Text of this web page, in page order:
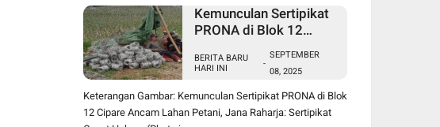
Kemunculan Sertipikat
PRONA di Blok 12
Petani, Jana Raharja:
Sertipikat Cacat Hukum
BERITA BARU
HARI INI
-
SEPTEMBER
08, 2025
Keterangan Gambar: Kemunculan Sertipikat PRONA di Blok
12 Cipare Ancam Lahan Petani, Jana Raharja: Sertipikat